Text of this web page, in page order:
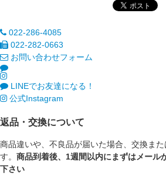
022-286-4085
022-282-0663
お問い合わせフォーム
LINEでお友達になる！
公式Instagram
返品・交換について
商品違いや、不良品が届いた場合、交換ま
す。 商品到着後、1週間以内にまずはメール
下さい